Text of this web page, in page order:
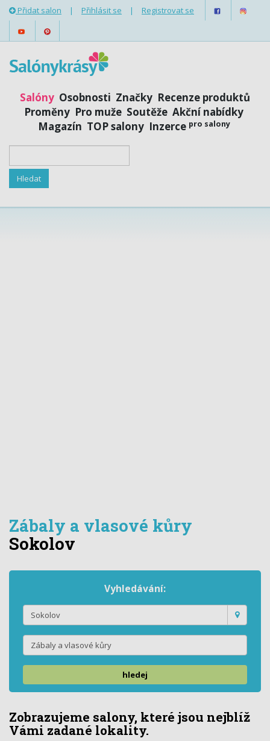
Přidat salon | Přihlásit se | Registrovat se
Salóny Osobnosti Značky Recenze produktů
Proměny Pro muže Soutěže Akční nabídky
Magazín TOP salony Inzerce pro salony
Zábaly a vlasové kůry
Sokolov
Vyhledávání:
hledej
Zobrazujeme salony, které jsou nejblíž
Vámi zadané lokality.